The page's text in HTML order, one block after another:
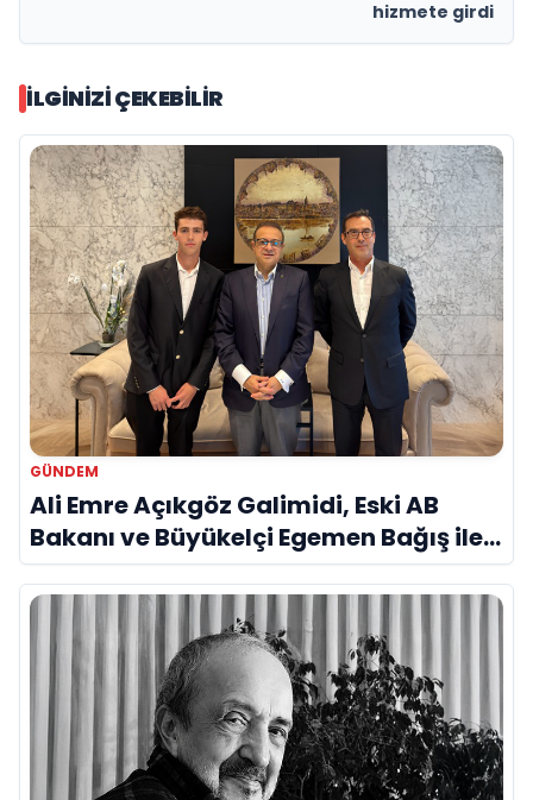
hizmete girdi
İLGINIZI ÇEKEBILIR
GÜNDEM
Ali Emre Açıkgöz Galimidi, Eski AB
Bakanı ve Büyükelçi Egemen Bağış ile
Bir Araya Geldi